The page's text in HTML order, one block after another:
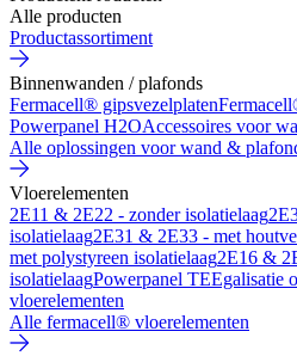
Alle producten
Productassortiment
Binnenwanden / plafonds
Fermacell® gipsvezelplaten
Powerpanel H2OAccessoires voor
Alle oplossingen voor wand &
Vloerelementen
2E11 & 2E22 - zonder isolatielaag
isolatielaag2E31 & 2E33 - met
met polystyreen isolatielaag2E16 &
isolatielaagPowerpanel TEEgalisatie
vloerelementen
Alle fermacell® vloerelementen